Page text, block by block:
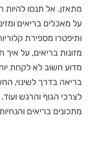
מתאזן. אל תנסו להיות
על מאכלים בריאים
ותיפטרו מספירת
מזונות בריאים, על איך
מדוע חשוב לא לקחת
בריאה בדרך לשינוי,
לצרכי הגוף והרגש
מתכונים בריאים